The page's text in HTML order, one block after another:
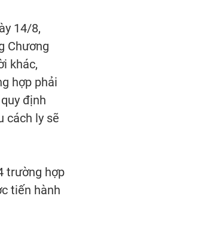
14/8,
Chương
khác,
hợp phải
định
cách ly sẽ
trường hợp
tiến hành